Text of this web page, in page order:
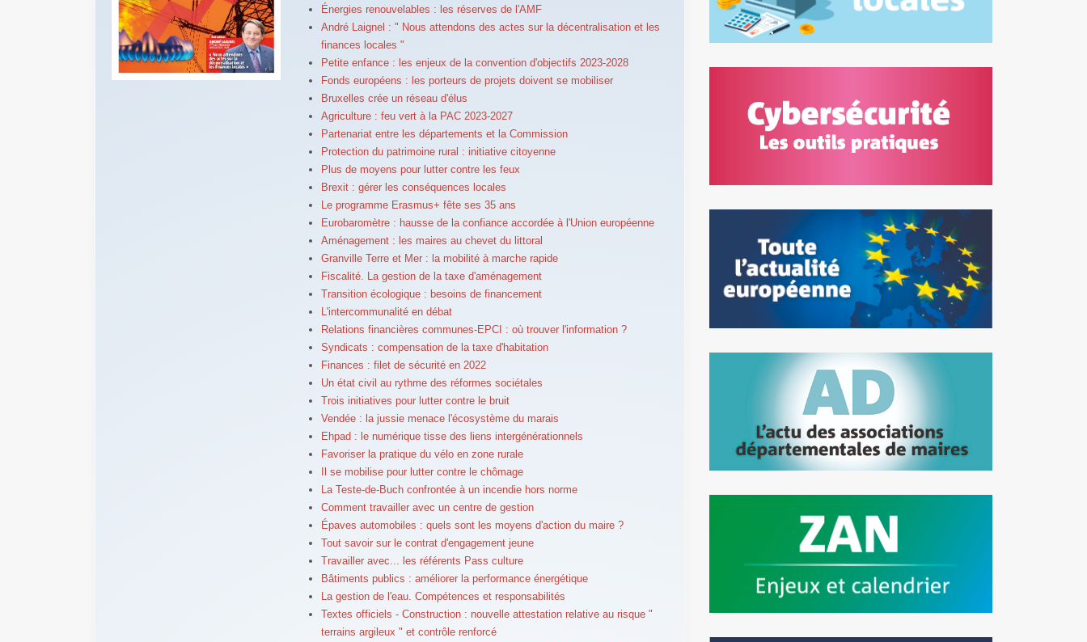
Énergies renouvelables : les réserves de l'AMF
André Laignel : " Nous attendons des actes sur la décentralisation et les
finances locales "
Petite enfance : les enjeux de la convention d'objectifs 2023-2028
Fonds européens : les porteurs de projets doivent se mobiliser
Bruxelles crée un réseau d'élus
Agriculture : feu vert à la PAC 2023-2027
Partenariat entre les départements et la Commission
Protection du patrimoine rural : initiative citoyenne
Plus de moyens pour lutter contre les feux
Brexit : gérer les conséquences locales
Le programme Erasmus+ fête ses 35 ans
Eurobaromètre : hausse de la confiance accordée à l'Union européenne
Aménagement : les maires au chevet du littoral
Granville Terre et Mer : la mobilité à marche rapide
Fiscalité. La gestion de la taxe d'aménagement
Transition écologique : besoins de financement
L'intercommunalité en débat
Relations financières communes-EPCI : où trouver l'information ?
Syndicats : compensation de la taxe d'habitation
Finances : filet de sécurité en 2022
Un état civil au rythme des réformes sociétales
Trois initiatives pour lutter contre le bruit
Vendée : la jussie menace l'écosystème du marais
Ehpad : le numérique tisse des liens intergénérationnels
Favoriser la pratique du vélo en zone rurale
Il se mobilise pour lutter contre le chômage
La Teste-de-Buch confrontée à un incendie hors norme
Comment travailler avec un centre de gestion
Épaves automobiles : quels sont les moyens d'action du maire ?
Tout savoir sur le contrat d'engagement jeune
Travailler avec... les référents Pass culture
Bâtiments publics : améliorer la performance énergétique
La gestion de l'eau. Compétences et responsabilités
Textes officiels - Construction : nouvelle attestation relative au risque "
terrains argileux " et contrôle renforcé